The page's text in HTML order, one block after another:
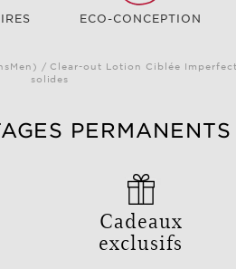
ECO-CONCEPTION
/ Clear-out Lotion Ciblée
solides
PERMANENTS
Cadeaux
exclusifs